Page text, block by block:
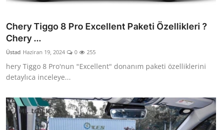
Chery Tiggo 8 Pro Excellent Paketi Özellikleri ?
Chery ...
Üstad Haziran 19, 2024 0 255
hery Tiggo 8 Pro'nun "Excellent" donanım paketi özelliklerini
detaylıca inceleye...